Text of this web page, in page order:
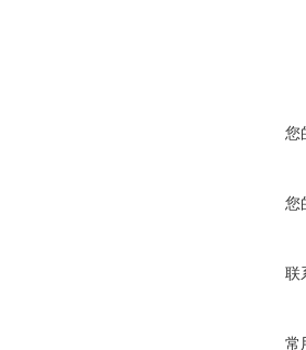
您
您
联
常